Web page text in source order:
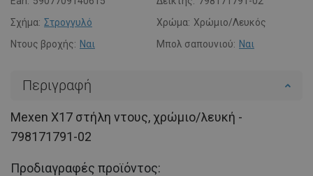
Σχήμα: Στρογγυλό Χρώμα: Χρώμιο/Λευκός
Ντους βροχής: Ναι Μπολ σαπουνιού: Ναι
Περιγραφή
Mexen X17 στήλη ντους, χρώμιο/λευκή -
798171791-02
Προδιαγραφές προϊόντος: